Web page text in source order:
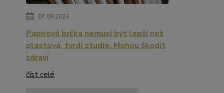
07.09.2023
Papírová brčka nemusí být lepší než
plastová, tvrdí studie. Mohou škodit
zdraví
číst celé